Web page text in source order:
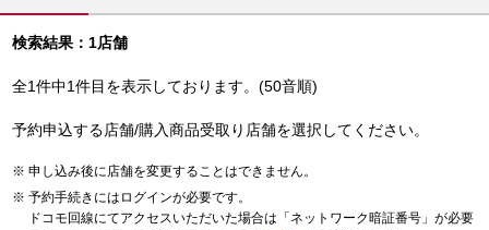
検索結果：1店舗
全1件中1件目を表示しております。(50音順)
予約申込する店舗/購入商品受取り店舗を選択してください。
申し込み後に店舗を変更することはできません。
予約手続きにはログインが必要です。
ドコモ回線にてアクセスいただいた場合は「ネットワーク暗証番号」が必要